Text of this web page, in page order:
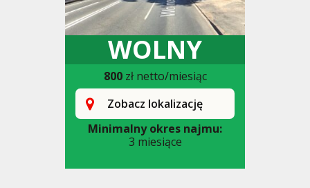
WOLNY
800zł netto/miesiąc
Zobacz lokalizację
Minimalny okres najmu:
3 miesiące